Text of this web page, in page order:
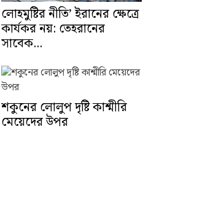
লোহমুষ্টির নীতি’ ইরানের ক্ষেত্রে
কার্যকর নয়: তেহরানের
সাবেক...
শকুনের লোলুপ দৃষ্টি কাশ্মীরি
মেয়েদের উপর